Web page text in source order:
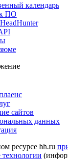
календарь
к ПО
сайтов
данных
ресурсе hh.ru
технологии